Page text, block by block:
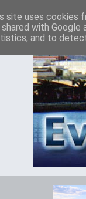
site uses cookies
shared with
and to